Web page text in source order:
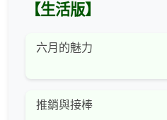
【生活版】
六月的魅力
推銷與接棒